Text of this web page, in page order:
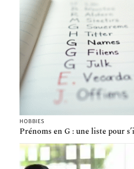
HOBBIES
Prénoms en G : une liste pour